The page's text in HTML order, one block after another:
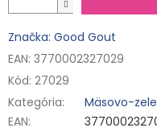
Značka: Good Gout
EAN: 3770002327029
Kód: 27029
Kategória:
Mäsovo-
EAN: